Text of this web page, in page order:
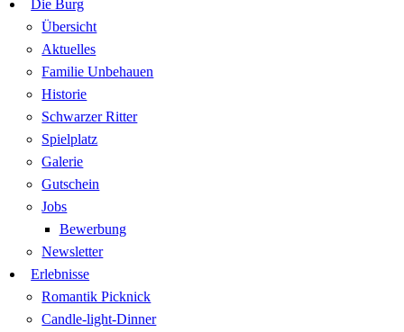
Die Burg
Übersicht
Aktuelles
Familie Unbehauen
Historie
Schwarzer Ritter
Spielplatz
Galerie
Gutschein
Jobs
Bewerbung
Newsletter
Erlebnisse
Romantik Picknick
Candle-light-Dinner